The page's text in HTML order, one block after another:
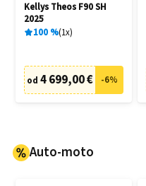
Kellys Theos F90 SH
2025
100% 1x
od 4 699,00 € -6%
Auto-moto